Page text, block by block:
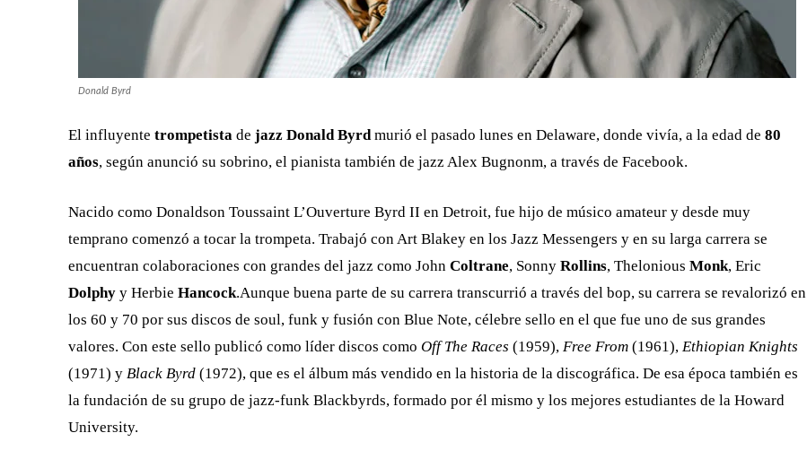
Donald Byrd
El influyente trompetista de jazz Donald Byrdmurió el pasado lunes en Delaware, donde vivía, a la edad de 80
años, según anunció su sobrino, el pianista también de jazz Alex Bugnonm, a través de Facebook.
Nacido como Donaldson Toussaint L’Ouverture Byrd II en Detroit, fue hijo de músico amateur y desde muy
temprano comenzó a tocar la trompeta. Trabajó con Art Blakey en los Jazz Messengers y en su larga carrera se
encuentran colaboraciones con grandes del jazz como John Coltrane, Sonny Rollins, Thelonious Monk, Eric
Dolphy y Herbie Hancock.Aunque buena parte de su carrera transcurrió a través del bop, su carrera se revalorizó en
los 60 y 70 por sus discos de soul, funk y fusión con Blue Note, célebre sello en el que fue uno de sus grandes
valores. Con este sello publicó como líder discos como Off The Races (1959), Free From (1961), Ethiopian Knights
(1971) y Black Byrd (1972), que es el álbum más vendido en la historia de la discográfica. De esa época también es
la fundación de su grupo de jazz-funk Blackbyrds, formado por él mismo y los mejores estudiantes de la Howard
University.